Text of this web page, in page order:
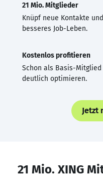
21 Mio. Mitglieder
Knüpf neue Kontakte
besseres Job-Leben.
Kostenlos profitieren
Schon als Basis-Mitglied
deutlich optimieren.
Jetzt
21 Mio. XING